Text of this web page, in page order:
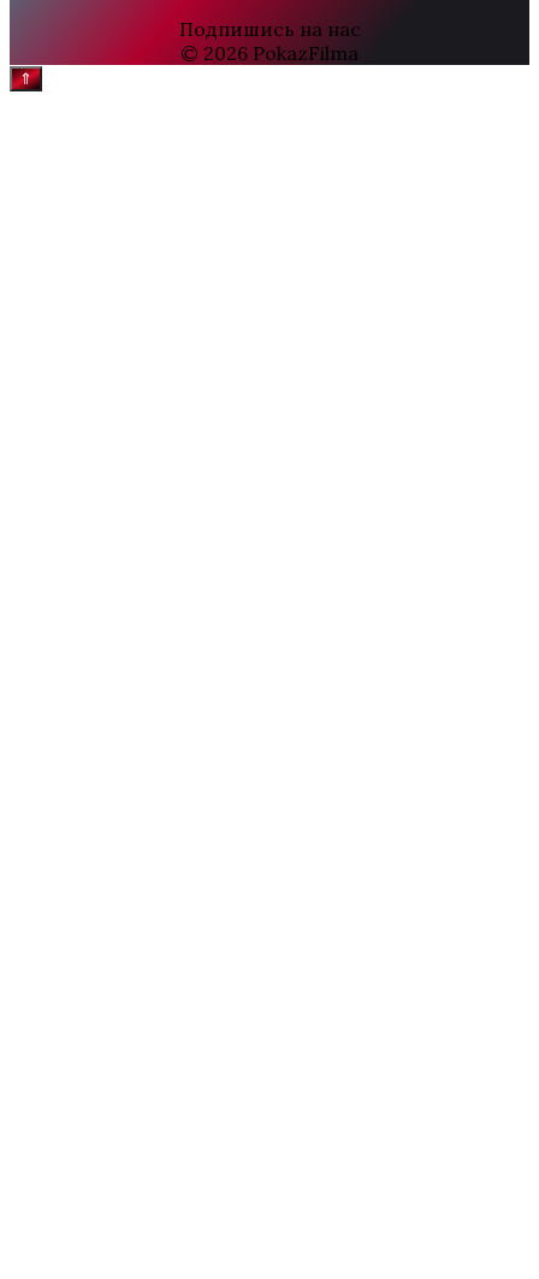
Подпишись на нас
© 2026 PokazFilma